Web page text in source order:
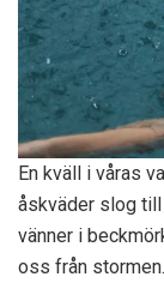
En kväll i våras
åskväder slog
vänner i
oss från stormen.